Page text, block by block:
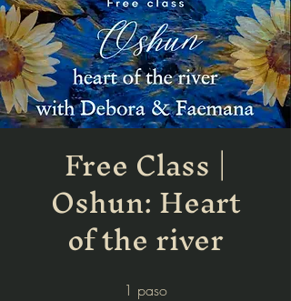
Free Class |
Oshun: Heart
of the river
1 paso